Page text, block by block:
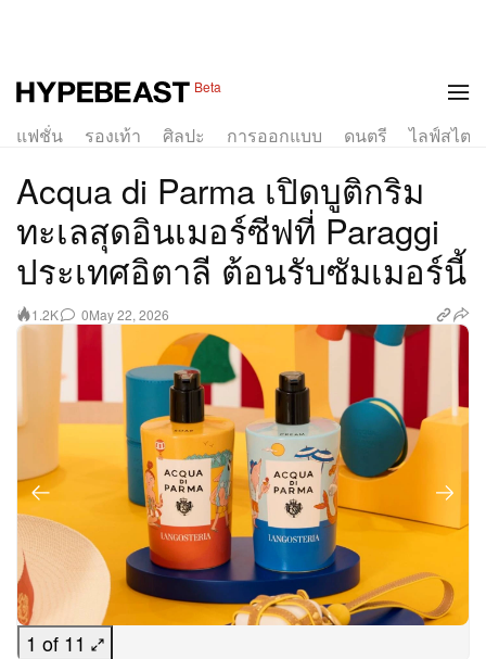
Beta
แฟชั่น รองเท้า ศิลปะ การออกแบบ ดนตรี ไลฟ์สไตล์
Acqua di Parma เปิดบูติกริม
ทะเลสุดอินเมอร์ซีฟที่ Paraggi
ประเทศอิตาลี ต้อนรับซัมเมอร์นี้
1.2K 0May 22, 2026
1 of 11